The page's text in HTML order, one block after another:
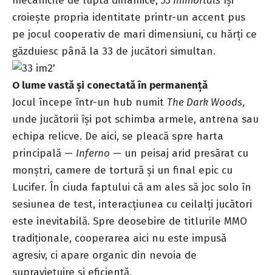
croiește propria identitate printr-un accent pus
pe jocul cooperativ de mari dimensiuni, cu hărți ce
găzduiesc până la 33 de jucători simultan.
O lume vastă și conectată în permanență
Jocul începe într-un hub numit The Dark Woods,
unde jucătorii își pot schimba armele, antrena sau
echipa relicve. De aici, se pleacă spre harta
principală — Inferno — un peisaj arid presărat cu
monștri, camere de tortură și un final epic cu
Lucifer. În ciuda faptului că am ales să joc solo în
sesiunea de test, interacțiunea cu ceilalți jucători
este inevitabilă. Spre deosebire de titlurile MMO
tradiționale, cooperarea aici nu este impusă
agresiv, ci apare organic din nevoia de
supraviețuire și eficiență.